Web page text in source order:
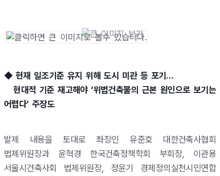
◆ 현재 일조기준 유지 위해 도시 미관 등 포기…
현대적 기준 재고해야 ‘위법건축물의 근본 원인으로 보기는
어렵다’ 주장도
발제 내용을 토대로 좌장인 유준호 대한건축사협회
법제위원장과 윤혁경 한국건축정책학회 부회장, 이관용
서울시건축사회 법제위원장, 정윤기 경제정의실천시민연합